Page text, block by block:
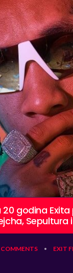
20 godina
Sepultura
COMMENTS • EXIT